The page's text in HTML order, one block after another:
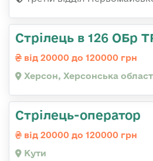
Стрілець в 126 ОБр
від 20000 до 120000 грн
Херсон, Херсонська
Стрілець-оператор
від 20000 до 120000 грн
Кути